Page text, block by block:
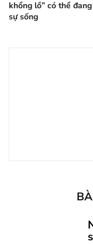
khổng lồ” có thể
sự sống